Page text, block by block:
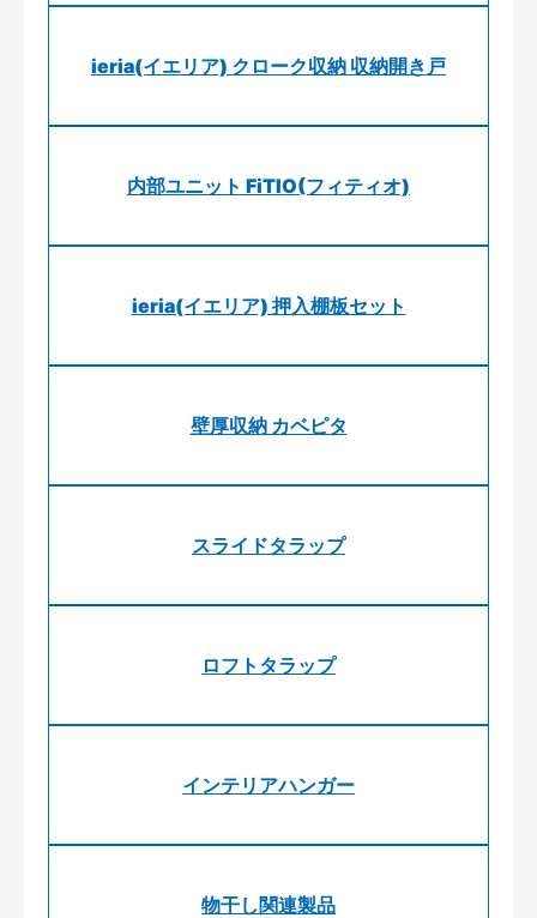
ieria(イエリア) クローク収納 収納開き戸
内部ユニット FiTIO(フィティオ)
ieria(イエリア) 押入棚板セット
壁厚収納 カベピタ
スライドタラップ
ロフトタラップ
インテリアハンガー
物干し関連製品